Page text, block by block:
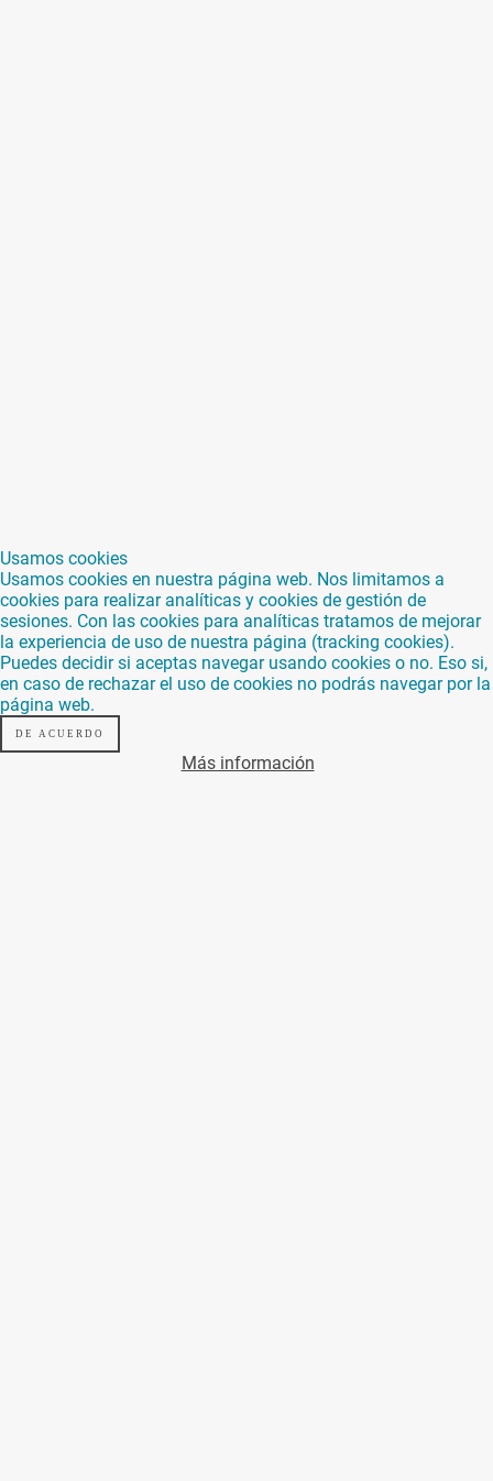
Usamos cookies
Usamos cookies en nuestra página web. Nos limitamos a
cookies para realizar analíticas y cookies de gestión de
sesiones. Con las cookies para analíticas tratamos de mejorar
la experiencia de uso de nuestra página (tracking cookies).
Puedes decidir si aceptas navegar usando cookies o no. Eso si,
en caso de rechazar el uso de cookies no podrás navegar por la
página web.
DE ACUERDO
Más información